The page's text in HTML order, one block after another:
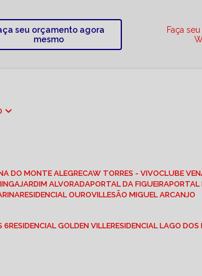
seu orçamento agora
mesmo
Faça
DO MONTE ALEGRE CAW TORRES - VIVO CLUBE
JARDIM ALVORADA PORTAL DA FIGUEIRA
RESIDENCIAL OUROVILLE SÃO MIGUEL ARCANJO
6 RESIDENCIAL GOLDEN VILLE RESIDENCIAL LAGO DOS